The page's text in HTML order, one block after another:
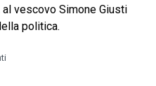
al vescovo Simone Giusti
politica.